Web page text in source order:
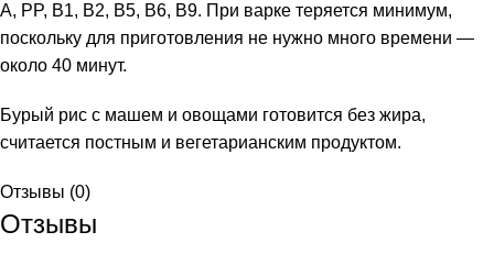
А, PP, В1, В2, В5, В6, В9. При варке теряется минимум,
поскольку для приготовления не нужно много времени —
около 40 минут.
Бурый рис с машем и овощами готовится без жира,
считается постным и вегетарианским продуктом.
Отзывы (0)
Отзывы